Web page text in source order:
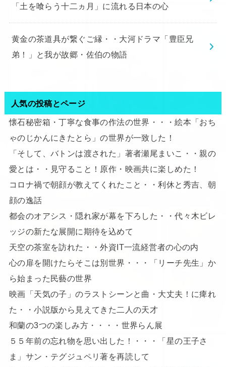
「土を喰らう十二ヵ月」に流れる日本の心
黄金の茶道具が繋ぐご縁・・大河ドラマ「豊臣兄
弟！」と我が故郷・佐伯の物語
人気の投稿とページ
懐石秘密箱・丁寧な食事の作法の世界・・・絵本「おち
ゃのじかんにきたとら」の世界が一致した！
「そして、バトンは渡された」著者瀬尾まいこ・・親の
愛とは・・見守ること！原作・映画共に楽しめた！
コロナ禍で朝顔が教えてくれたこと・・利休と秀吉、朝
顔の逸話
都会のオアシス・隠れ家が幕を下ろした・・代々木ビレ
ッジの新たな展開に期待を込めて
天空の茶室を訪れた・・外資IT一流経営者の心の内
心の扉を開けたらそこは別世界・・・「リーチ先生」か
ら始まった民藝の世界
映画「天気の子」のラストシーンと曲・大丈夫！に痺れ
た・・小説版から見えてきた二人の天才
和蘭の3つの楽しみ方・・・・世界らん展
５５年前の忘れ物を思い出した！・・・「星の王子さ
ま」サン・テグジュペリ著を再読して